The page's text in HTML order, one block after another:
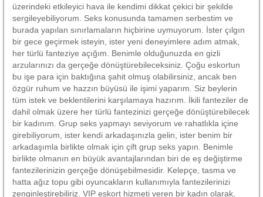
üzerindeki etkileyici hava ile kendimi dikkat çekici bir şekilde
sergileyebiliyorum. Seks konusunda tamamen serbestim ve
burada yapılan sınırlamaların hiçbirine uymuyorum. İster çılgın
bir gece geçirmek isteyin, ister yeni deneyimlere adım atmak,
her türlü fanteziye açığım. Benimle olduğunuzda en gizli
arzularınızı da gerçeğe dönüştürebileceksiniz. Çoğu eskortun
bu işe para için baktığına şahit olmuş olabilirsiniz, ancak ben
özgür ruhum ve hazzın büyüsü ile işimi yaparım. Siz beylerin
tüm istek ve beklentilerini karşılamaya hazırım. İkili fanteziler de
dahil olmak üzere her türlü fantezinizi gerçeğe dönüştürebilecek
bir kadınım. Grup seks yapmayı seviyorum ve rahatlıkla içine
girebiliyorum, ister kendi arkadaşınızla gelin, ister benim bir
arkadaşımla birlikte olmak için çift grup seks yapın. Benimle
birlikte olmanın en büyük avantajlarından biri de eş değiştirme
fantezilerinizin gerçeğe dönüşebilmesidir. Kelepçe, tasma ve
hatta ağız topu gibi oyuncakların kullanımıyla fantezilerinizi
zenginleştirebiliriz. VIP eskort hizmeti veren bir kadın olarak,